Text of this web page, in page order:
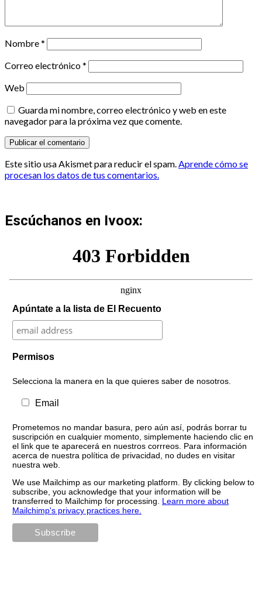
Nombre*
Correo electrónico*
Web
Guarda mi nombre, correo electrónico y web en este
navegador para la próxima vez que comente.
Este sitio usa Akismet para reducir el spam.Aprende cómo se
procesan los datos de tus comentarios.
Escúchanos en Ivoox:
Apúntate a la lista de El Recuento
Permisos
Selecciona la manera en la que quieres saber de nosotros.
Email
Prometemos no mandar basura, pero aún así, podrás borrar tu
suscripción en cualquier momento, simplemente haciendo clic en
el link que te aparecerá en nuestros corrreos. Para información
acerca de nuestra política de privacidad, no dudes en visitar
nuestra web.
We use Mailchimp as our marketing platform. By clicking below to
subscribe, you acknowledge that your information will be
transferred to Mailchimp for processing. Learn more about
Mailchimp's privacy practices here.